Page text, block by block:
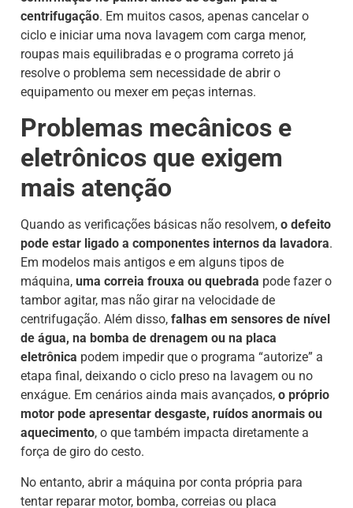
centrifugação. Em muitos casos, apenas cancelar o
ciclo e iniciar uma nova lavagem com carga menor,
roupas mais equilibradas e o programa correto já
resolve o problema sem necessidade de abrir o
equipamento ou mexer em peças internas.
Problemas mecânicos e
eletrônicos que exigem
mais atenção
Quando as verificações básicas não resolvem, o defeito
pode estar ligado a componentes internos da lavadora.
Em modelos mais antigos e em alguns tipos de
máquina, uma correia frouxa ou quebrada pode fazer o
tambor agitar, mas não girar na velocidade de
centrifugação. Além disso, falhas em sensores de nível
de água, na bomba de drenagem ou na placa
eletrônica podem impedir que o programa “autorize” a
etapa final, deixando o ciclo preso na lavagem ou no
enxágue. Em cenários ainda mais avançados, o próprio
motor pode apresentar desgaste, ruídos anormais ou
aquecimento, o que também impacta diretamente a
força de giro do cesto.
No entanto, abrir a máquina por conta própria para
tentar reparar motor, bomba, correias ou placa